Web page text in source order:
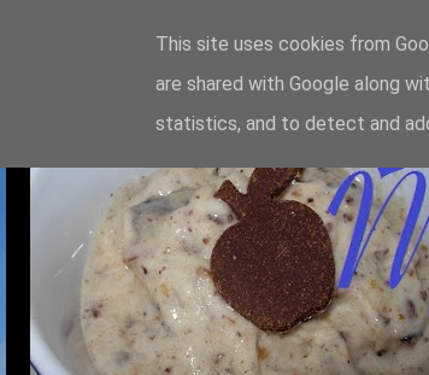
This site uses cookies from
are shared with Google along
statistics, and to detect and